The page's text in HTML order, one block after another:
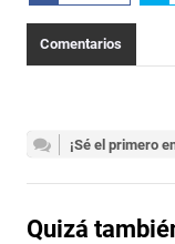
Comentarios
¡Sé el primero
Quizá